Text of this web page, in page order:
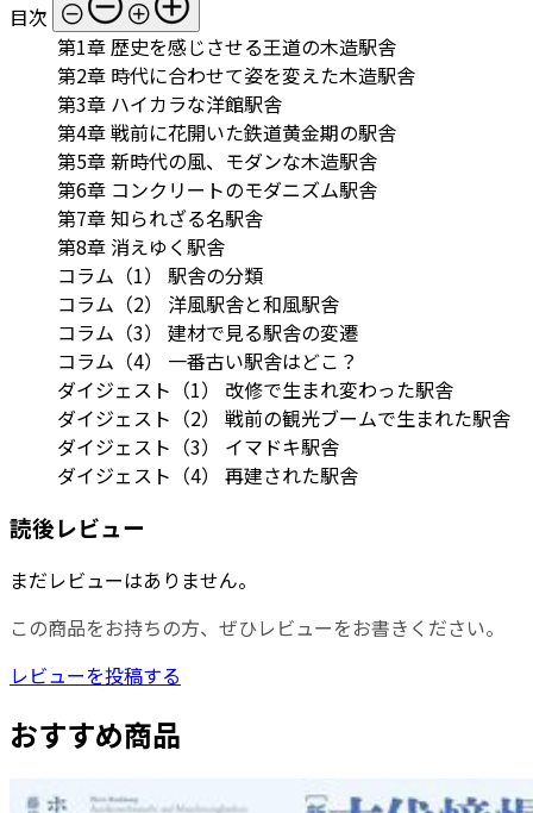
目次
第1章 歴史を感じさせる王道の木造駅舎
第2章 時代に合わせて姿を変えた木造駅舎
第3章 ハイカラな洋館駅舎
第4章 戦前に花開いた鉄道黄金期の駅舎
第5章 新時代の風、モダンな木造駅舎
第6章 コンクリートのモダニズム駅舎
第7章 知られざる名駅舎
第8章 消えゆく駅舎
コラム（1） 駅舎の分類
コラム（2） 洋風駅舎と和風駅舎
コラム（3） 建材で見る駅舎の変遷
コラム（4） 一番古い駅舎はどこ？
ダイジェスト（1） 改修で生まれ変わった駅舎
ダイジェスト（2） 戦前の観光ブームで生まれた駅舎
ダイジェスト（3） イマドキ駅舎
ダイジェスト（4） 再建された駅舎
読後レビュー
まだレビューはありません。
この商品をお持ちの方、ぜひレビューをお書きください。
レビューを投稿する
おすすめ商品